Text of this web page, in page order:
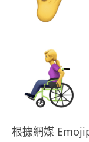
根據網媒